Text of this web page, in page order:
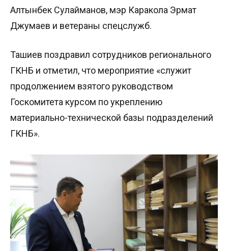
Алтынбек Сулайманов, мэр Каракола Эрмат
Джумаев и ветераны спецслужб.
Ташиев поздравил сотрудников регионального
ГКНБ и отметил, что мероприятие «служит
продолжением взятого руководством
Госкомитета курсом по укреплению
материально-технической базы подразделений
ГКНБ».